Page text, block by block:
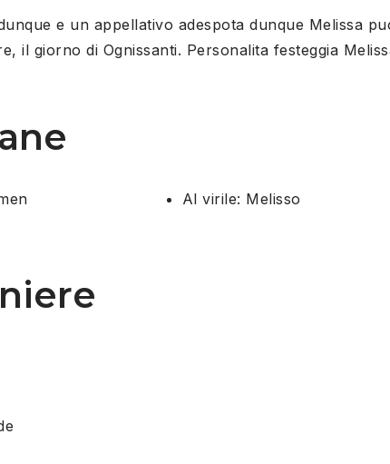
e un appellativo adespota dunque Melissa
il giorno di Ognissanti. Personalita festeggia
Al virile: Melisso